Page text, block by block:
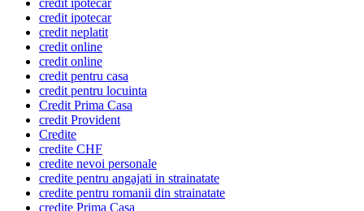
credit ipotecar
credit ipotecar
credit neplatit
credit online
credit online
credit pentru casa
credit pentru locuinta
Credit Prima Casa
credit Provident
Credite
credite CHF
credite nevoi personale
credite pentru angajati in strainatate
credite pentru romanii din strainatate
credite Prima Casa